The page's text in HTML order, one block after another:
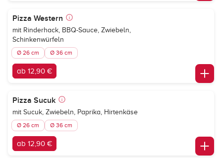
Pizza Western
mit Rinderhack, BBQ-Sauce, Zwiebeln,
Schinkenwürfeln
Ø 26 cm Ø 36 cm
ab 12,90 €
Pizza Sucuk
mit Sucuk, Zwiebeln, Paprika, Hirtenkäse
Ø 26 cm Ø 36 cm
ab 12,90 €